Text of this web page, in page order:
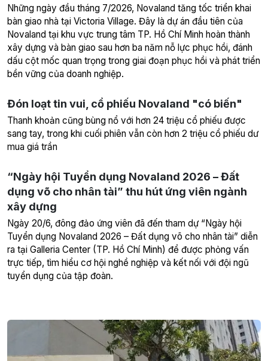
Những ngày đầu tháng 7/2026, Novaland tăng tốc triển khai
bàn giao nhà tại Victoria Village. Đây là dự án đầu tiên của
Novaland tại khu vực trung tâm TP. Hồ Chí Minh hoàn thành
xây dựng và bàn giao sau hơn ba năm nỗ lực phục hồi, đánh
dấu cột mốc quan trọng trong giai đoạn phục hồi và phát triển
bền vững của doanh nghiệp.
Đón loạt tin vui, cổ phiếu Novaland "có biến"
Thanh khoản cũng bùng nổ với hơn 24 triệu cổ phiếu được
sang tay, trong khi cuối phiên vẫn còn hơn 2 triệu cổ phiếu dư
mua giá trần
“Ngày hội Tuyển dụng Novaland 2026 – Đất
dụng võ cho nhân tài” thu hút ứng viên ngành
xây dựng
Ngày 20/6, đông đảo ứng viên đã đến tham dự “Ngày hội
Tuyển dụng Novaland 2026 – Đất dụng võ cho nhân tài” diễn
ra tại Galleria Center (TP. Hồ Chí Minh) để được phỏng vấn
trực tiếp, tìm hiểu cơ hội nghề nghiệp và kết nối với đội ngũ
tuyển dụng của tập đoàn.